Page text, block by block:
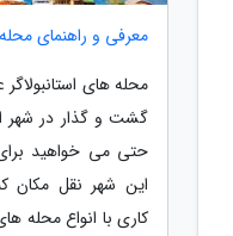
معرفی و راهنمای
محله های استانبولاگر
گشت و گذار در شهر
حتی می خواهید
این شهر نقل مکان
کاری با انواع محله